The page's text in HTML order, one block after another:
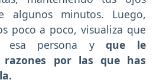
algunos minutos. Luego,
poco a poco, visualiza que
esa persona yque le
razones por las que has